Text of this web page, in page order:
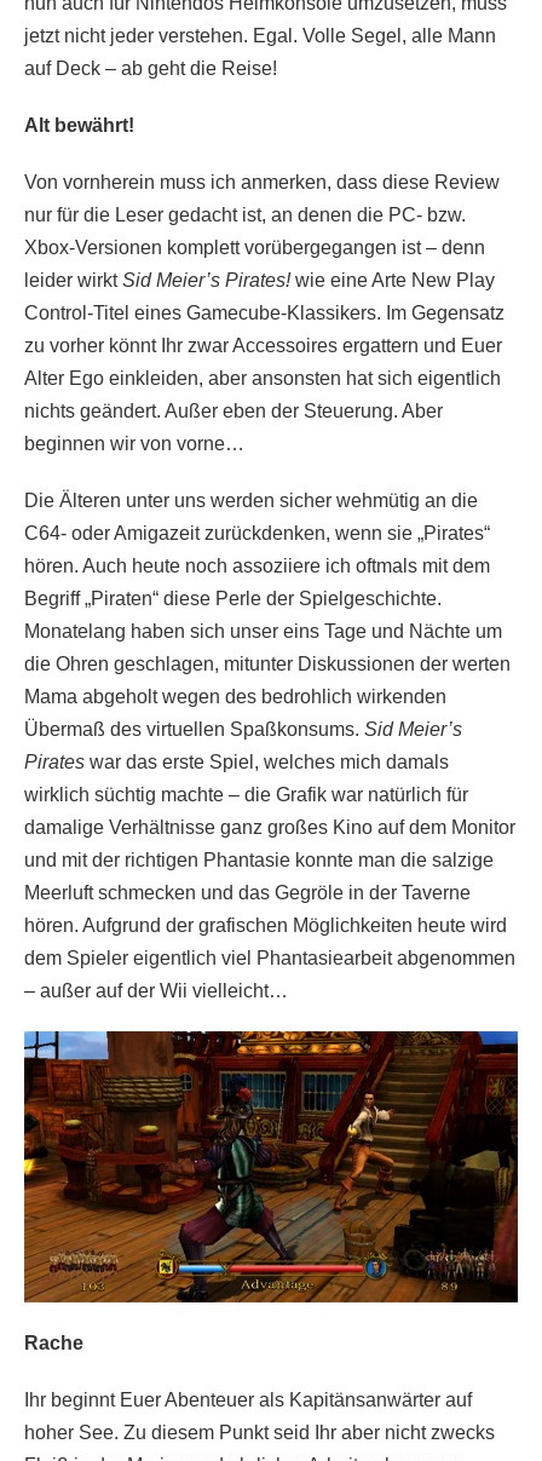
jetzt nicht jeder verstehen. Egal. Volle Segel, alle Mann
auf Deck – ab geht die Reise!
Alt bewährt!
Von vornherein muss ich anmerken, dass diese Review
nur für die Leser gedacht ist, an denen die PC- bzw.
Xbox-Versionen komplett vorübergegangen ist – denn
leider wirktSid Meier’s Pirates!wie eine Arte New Play
Control-Titel eines Gamecube-Klassikers. Im Gegensatz
zu vorher könnt Ihr zwar Accessoires ergattern und Euer
Alter Ego einkleiden, aber ansonsten hat sich eigentlich
nichts geändert. Außer eben der Steuerung. Aber
beginnen wir von vorne…
Die Älteren unter uns werden sicher wehmütig an die
C64- oder Amigazeit zurückdenken, wenn sie „Pirates“
hören. Auch heute noch assoziiere ich oftmals mit dem
Begriff „Piraten“ diese Perle der Spielgeschichte.
Monatelang haben sich unser eins Tage und Nächte um
die Ohren geschlagen, mitunter Diskussionen der werten
Mama abgeholt wegen des bedrohlich wirkenden
Übermaß des virtuellen Spaßkonsums. Sid Meier’s
Pirates war das erste Spiel, welches mich damals
wirklich süchtig machte – die Grafik war natürlich für
damalige Verhältnisse ganz großes Kino auf dem Monitor
und mit der richtigen Phantasie konnte man die salzige
Meerluft schmecken und das Gegröle in der Taverne
hören. Aufgrund der grafischen Möglichkeiten heute wird
dem Spieler eigentlich viel Phantasiearbeit abgenommen
– außer auf der Wii vielleicht…
Rache
Ihr beginnt Euer Abenteuer als Kapitänsanwärter auf
hoher See. Zu diesem Punkt seid Ihr aber nicht zwecks